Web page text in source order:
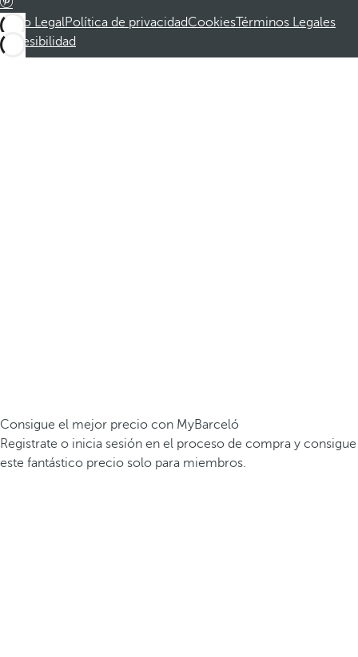
Aviso LegalPolítica de privacidadCookies Términos Legales
Accesibilidad
Consigue el mejor precio con MyBarceló
Registrate o inicia sesión en el proceso de compra y consigue
este fantástico precio solo para miembros.